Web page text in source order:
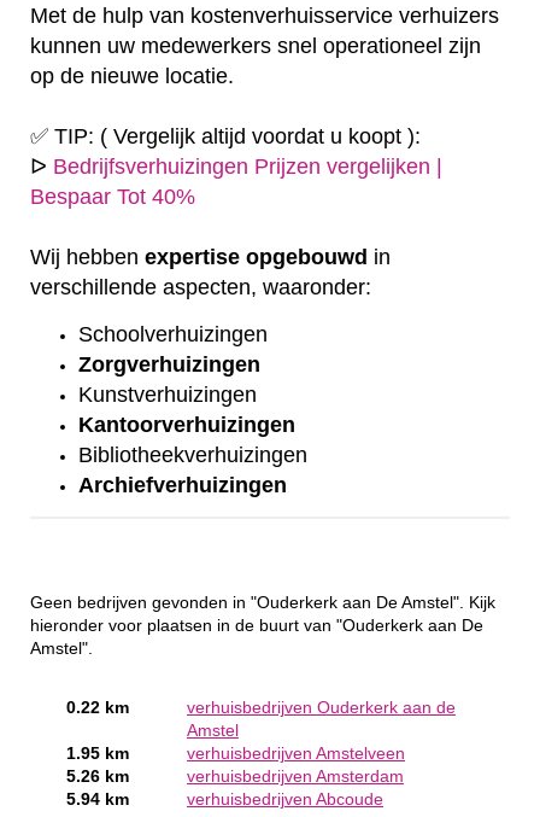
Met de hulp van kostenverhuisservice verhuizers
kunnen uw medewerkers snel operationeel zijn
op de nieuwe locatie.
✅ TIP: ( Vergelijk altijd voordat u koopt ):
ᐅ Bedrijfsverhuizingen Prijzen vergelijken |
Bespaar Tot 40%
Wij hebben expertise opgebouwd in
verschillende aspecten, waaronder:
Schoolverhuizingen
Zorgverhuizingen
Kunstverhuizingen
Kantoorverhuizingen
Bibliotheekverhuizingen
Archiefverhuizingen
Geen bedrijven gevonden in "Ouderkerk aan De Amstel". Kijk
hieronder voor plaatsen in de buurt van "Ouderkerk aan De
Amstel".
0.22 km
verhuisbedrijven Ouderkerk aan de
Amstel
1.95 km
verhuisbedrijven Amstelveen
5.26 km
verhuisbedrijven Amsterdam
5.94 km
verhuisbedrijven Abcoude